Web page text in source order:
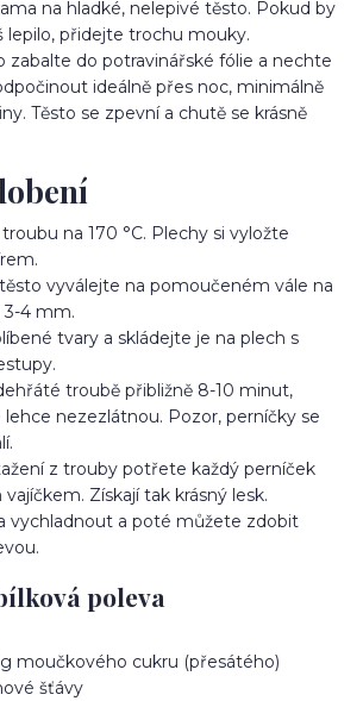
na hladké, nelepivé těsto. Pokud by
lepilo, přidejte trochu mouky.
zabalte do potravinářské fólie a nechte
ideálně přes noc, minimálně
Těsto se zpevní a chutě se krásně
na 170 °C. Plechy si vyložte
vyválejte na pomoučeném vále na
3-4 mm.
tvary a skládejte je na plech s
troubě přibližně 8-10 minut,
lehce nezezlátnou. Pozor, perníčky se
z trouby potřete každý perníček
Získají tak krásný lesk.
vychladnout a poté můžete zdobit
poleva
moučkového cukru (přesátého)
šťávy